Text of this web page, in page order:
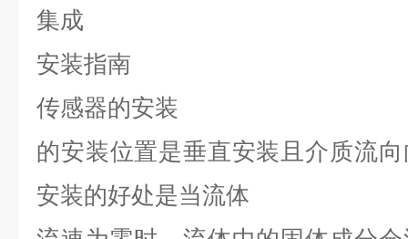
集成
安装指南
传感器的安装
的安装位置是垂直安装且介质流
安装的好处是当流体